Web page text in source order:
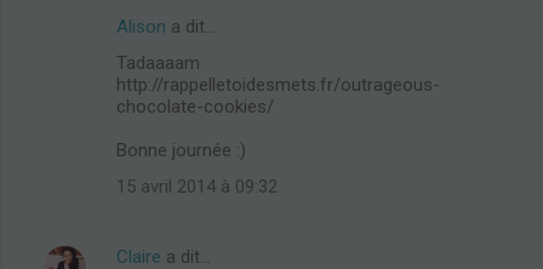
Alison a dit…
Tadaaaam
http://rappelletoidesmets.fr/outrageous-
chocolate-cookies/
Bonne journée :)
15 avril 2014 à 09:32
Claire a dit…